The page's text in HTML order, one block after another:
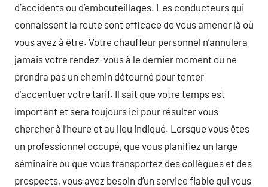
d’accidents ou d’embouteillages. Les conducteurs qui
connaissent la route sont efficace de vous amener là où
vous avez à être. Votre chauffeur personnel n’annulera
jamais votre rendez-vous à le dernier moment ou ne
prendra pas un chemin détourné pour tenter
d’accentuer votre tarif. Il sait que votre temps est
important et sera toujours ici pour résulter vous
chercher à l’heure et au lieu indiqué. Lorsque vous êtes
un professionnel occupé, que vous planifiez un large
séminaire ou que vous transportez des collègues et des
prospects, vous avez besoin d’un service fiable qui vous